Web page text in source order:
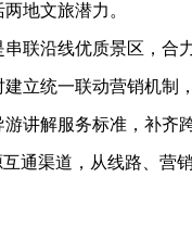
地文旅潜力。
沿线优质景区，合
立统一联动营销机制
讲解服务标准，补齐
通渠道，从线路、营